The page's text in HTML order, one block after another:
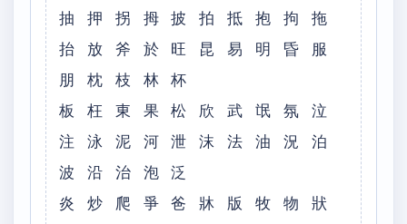
抽 押 拐 拇 披 拍 抵 抱 拘 拖
抬 放 斧 於 旺 昆 易 明 昏 服
朋 枕 枝 林 杯
板 枉 東 果 松 欣 武 氓 氛 泣
注 泳 泥 河 泄 沫 法 油 況 泊
波 沿 治 泡 泛
炎 炒 爬 爭 爸 牀 版 牧 物 狀